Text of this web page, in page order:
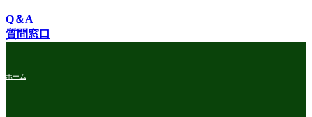
Q＆A
質問窓口
ホーム